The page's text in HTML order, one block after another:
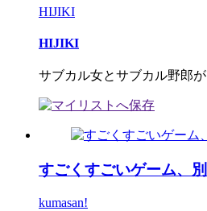
HIJIKI
HIJIKI
サブカル女とサブカル野郎が
すごくすごいゲーム、
kumasan!